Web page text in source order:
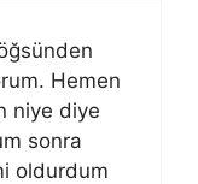
Hemen
niye diye
sonra
oldurdum